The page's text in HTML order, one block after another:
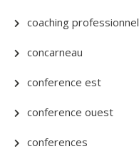
coaching professionnel
concarneau
conference est
conference ouest
conferences